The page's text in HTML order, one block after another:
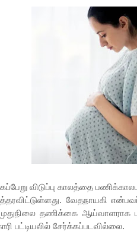
விடுப்பு காலத்தை
வேதநாயகி
தணிக்கை ஆய்வாளராக
பட்டியலில் சேர்க்கப்படவில்லை.